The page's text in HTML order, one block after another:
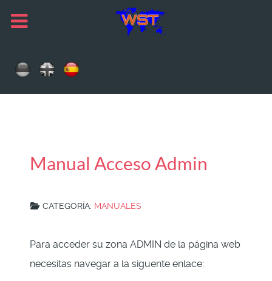
Manual Acceso Admin
CATEGORÍA: MANUALES
Para acceder su zona ADMIN de la página web
necesitas navegar a la siguente enlace: